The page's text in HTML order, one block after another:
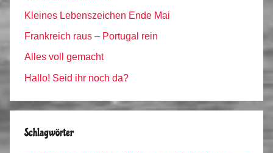
Kleines Lebenszeichen Ende Mai
Frankreich raus – Portugal rein
Alles voll gemacht
Hallo! Seid ihr noch da?
Schlagwörter